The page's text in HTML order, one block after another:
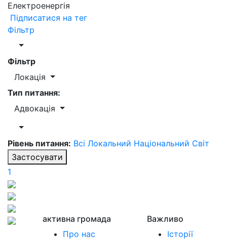
Електроенергія
Підписатися на тег
Фільтр
Фільтр
Локація
Тип питання:
Адвокація
Рівень питання: Всі Локальний Національний Світ
Застосувати
1
активна громада
Про нас
Важливо
Історії